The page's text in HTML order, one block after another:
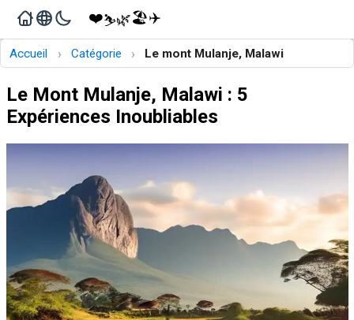
❤️⛷️🌿🏖️✈️
Accueil › Catégorie › Le mont Mulanje, Malawi
Le Mont Mulanje, Malawi : 5
Expériences Inoubliables